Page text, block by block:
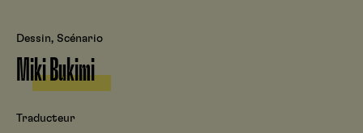
Dessin, Scénario
Miki Bukimi
Traducteur